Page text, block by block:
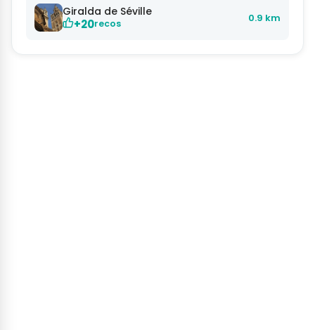
Giralda de Séville
+20recos 0.9 km